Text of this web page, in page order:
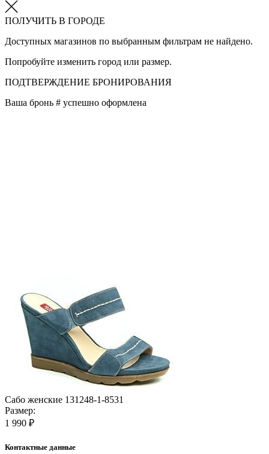
ПОЛУЧИТЬ В ГОРОДЕ
Доступных магазинов по выбранным фильтрам не найдено.
Попробуйте изменить город или размер.
ПОДТВЕРЖДЕНИЕ БРОНИРОВАНИЯ
Ваша бронь # успешно оформлена
Сабо женские 131248-1-8531
Размер:
1 990 ₽
Контактные данные